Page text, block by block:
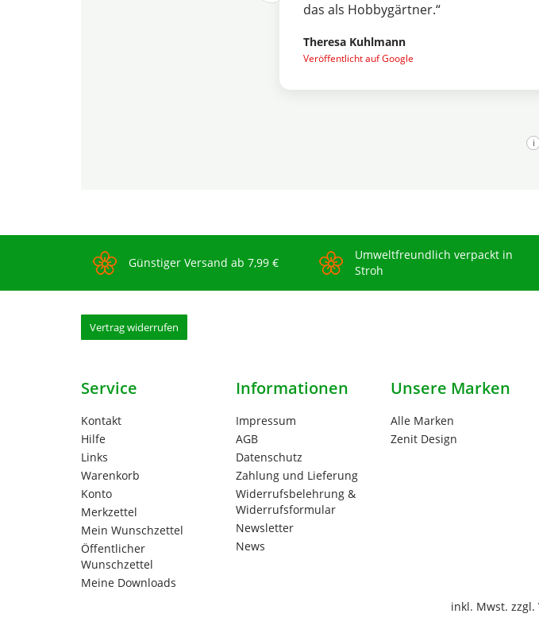
das als Hobbygärtner.“
Theresa Kuhlmann
Veröffentlicht auf Google
i
Günstiger Versand ab 7,99 €
Umweltfreundlich verpackt in
Stroh
Vertrag widerrufen
Service
Kontakt
Hilfe
Links
Warenkorb
Konto
Merkzettel
Mein Wunschzettel
Öffentlicher
Wunschzettel
Meine Downloads
Informationen
Impressum
AGB
Datenschutz
Zahlung und Lieferung
Widerrufsbelehrung &
Widerrufsformular
Newsletter
News
Unsere Marken
Alle Marken
Zenit Design
inkl. Mwst. zzgl.